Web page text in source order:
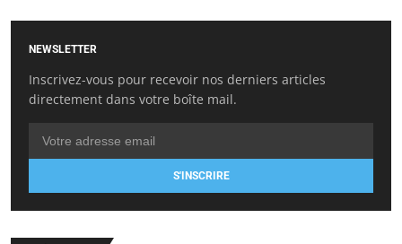
NEWSLETTER
Inscrivez-vous pour recevoir nos derniers articles
directement dans votre boîte mail.
S'INSCRIRE